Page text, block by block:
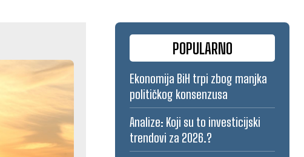
POPULARNO
Ekonomija BiH trpi zbog manjka
političkog konsenzusa
Analize: Koji su to investicijski
trendovi za 2026.?